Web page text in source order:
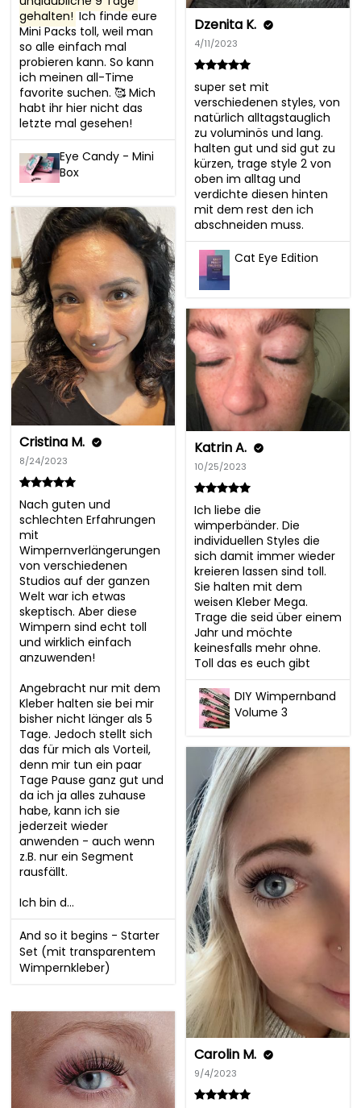
Dzenita K.
4/11/2023
super set mit
verschiedenen styles, von
natürlich alltagstauglich
zu voluminös und lang.
halten gut und sid gut zu
kürzen, trage style 2 von
oben im alltag und
verdichte diesen hinten
mit dem rest den ich
abschneiden muss.
Cat Eye Edition
gehalten! Ich finde eure
Mini Packs toll, weil man
so alle einfach mal
probieren kann. So kann
ich meinen all-Time
favorite suchen. 🥰 Mich
habt ihr hier nicht das
letzte mal gesehen!
Eye Candy - Mini
Box
Cristina M.
8/24/2023
Nach guten und
schlechten Erfahrungen
mit
Wimpernverlängerungen
von verschiedenen
Studios auf der ganzen
Welt war ich etwas
skeptisch. Aber diese
Wimpern sind echt toll
und wirklich einfach
anzuwenden!
Angebracht nur mit dem
Kleber halten sie bei mir
bisher nicht länger als 5
Tage. Jedoch stellt sich
das für mich als Vorteil,
denn mir tun ein paar
Tage Pause ganz gut und
da ich ja alles zuhause
habe, kann ich sie
jederzeit wieder
anwenden - auch wenn
z.B. nur ein Segment
rausfällt.
Ich bin d...
And so it begins - Starter
Set (mit transparentem
Wimpernkleber)
Katrin A.
10/25/2023
Ich liebe die
wimperbänder. Die
individuellen Styles die
sich damit immer wieder
kreieren lassen sind toll.
Sie halten mit dem
weisen Kleber Mega.
Trage die seid über einem
Jahr und möchte
keinesfalls mehr ohne.
Toll das es euch gibt
DIY Wimpernband
Volume 3
Carolin M.
9/4/2023